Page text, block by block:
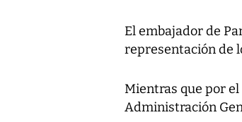
El embajador de
representación de
Mientras que por
Administración